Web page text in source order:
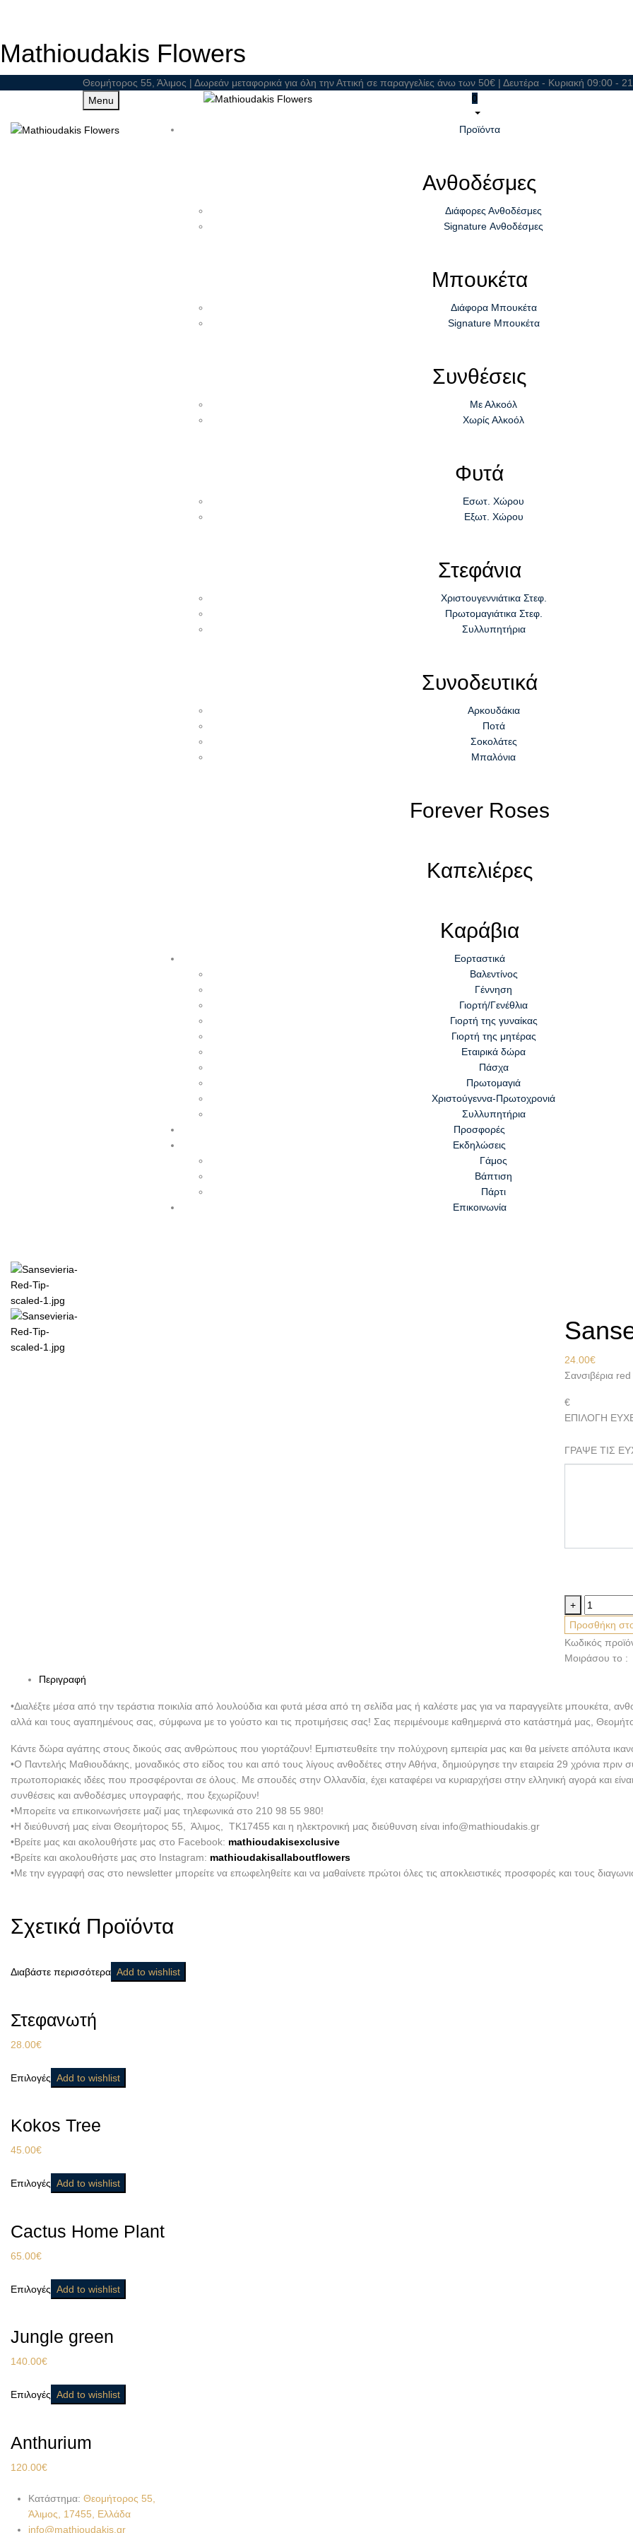
Mathioudakis Flowers
Θεομήτορος 55, Άλιμος | Δωρεάν μεταφορικά για όλη την Αττική σε παραγγελίες άνω των 50€ | Δευτέρα - Κυριακή 09:00
Menu
0
Προϊόντα
Ανθοδέσμες
Διάφορες Ανθοδέσμες
Signature Ανθοδέσμες
Μπουκέτα
Διάφορα Μπουκέτα
Signature Μπουκέτα
Συνθέσεις
Με Αλκοόλ
Χωρίς Αλκοόλ
Φυτά
Εσωτ. Χώρου
Εξωτ. Χώρου
Στεφάνια
Χριστουγεννιάτικα Στεφ.
Πρωτομαγιάτικα Στεφ.
Συλλυπητήρια
Συνοδευτικά
Αρκουδάκια
Ποτά
Σοκολάτες
Μπαλόνια
Forever Roses
Καπελιέρες
Καράβια
Εορταστικά
Βαλεντίνος
Γέννηση
Γιορτή/Γενέθλια
Γιορτή της γυναίκας
Γιορτή της μητέρας
Εταιρικά δώρα
Πάσχα
Πρωτομαγιά
Χριστούγεννα-Πρωτοχρονιά
Συλλυπητήρια
Προσφορές
Εκδηλώσεις
Γάμος
Βάπτιση
Πάρτι
Επικοινωνία
24.00€
Σανσιβέρια
€
ΕΠΙΛΟΓΗ
ΓΡΑΨΕ ΤΙΣ
+
Red
Tip
ποσότητα
Προσθήκη
Κωδικός
Μοιράσου το :
Περιγραφή
•Διαλέξτε μέσα από την τεράστια ποικιλία από λουλούδια και φυτά μέσα από τη σελίδα μας ή καλέστε μας για να παραγγείλτε μπουκέτα,
αλλά και τους αγαπημένους σας, σύμφωνα με το γούστο και τις προτιμήσεις σας! Σας περιμένουμε καθημερινά στο κατάστημά μας,
Κάντε δώρα αγάπης στους δικούς σας ανθρώπους που γιορτάζουν! Εμπιστευθείτε την πολύχρονη εμπειρία μας και θα μείνετε απόλυτα
•Ο Παντελής Μαθιουδάκης, μοναδικός στο είδος του και από τους λίγους ανθοδέτες στην Αθήνα, δημιούργησε την εταιρεία 29 χρόνια
πρωτοποριακές ιδέες που προσφέρονται σε όλους. Με σπουδές στην Ολλανδία, έχει καταφέρει να κυριαρχήσει στην ελληνική αγορά και
συνθέσεις και ανθοδέσμες υπογραφής, που ξεχωρίζουν!
•Μπορείτε να επικοινωνήσετε μαζί μας τηλεφωνικά στο 210 98 55 980!
•Η διεύθυνσή μας είναι Θεομήτορος 55, Άλιμος, ΤΚ17455 και η ηλεκτρονική μας διεύθυνση είναι info@mathioudakis.gr
•Βρείτε μας και ακολουθήστε μας στο Facebook: mathioudakisexclusive
•Βρείτε και ακολουθήστε μας στο Instagram: mathioudakisallaboutflowers
•Με την εγγραφή σας στο newsletter μπορείτε να επωφεληθείτε και να μαθαίνετε πρώτοι όλες τις αποκλειστικές προσφορές και τους
Σχετικά Προϊόντα
Διαβάστε περισσότερα Add to wishlist
Στεφανωτή
28.00€
Επιλογές Add to wishlist
Kokos Tree
45.00€
Επιλογές Add to wishlist
Cactus Home Plant
65.00€
Επιλογές Add to wishlist
Jungle green
140.00€
Επιλογές Add to wishlist
Anthurium
120.00€
Κατάστημα: Θεομήτορος 55,
Άλιμος, 17455, Ελλάδα
info@mathioudakis.gr